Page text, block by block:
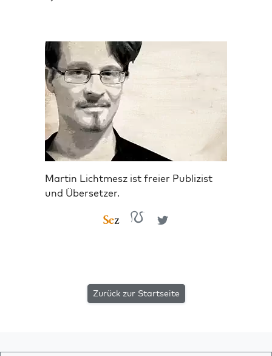
Martin Lichtmesz ist freier Publizist
und Übersetzer.
Zurück zur Startseite